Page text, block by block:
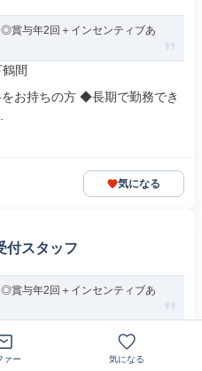
賞与年2回＋インセンティブあ
間
お持ちの方 ◆長期で勤務でき
気になる
付スタッフ
賞与年2回＋インセンティブあ
お持ちの方 ◆長期で勤務でき
ァー 気になる